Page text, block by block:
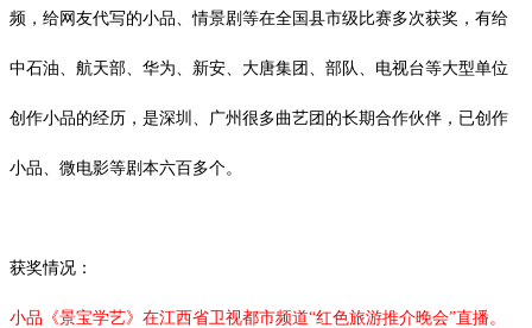
频，给网友代写的小品、情景剧等在全国县市级比赛多次获奖，有给
中石油、航天部、华为、新安、大唐集团、部队、电视台等大型单位
创作小品的经历，是深圳、广州很多曲艺团的长期合作伙伴，已创作
小品、微电影等剧本六百多个。
获奖情况：
小品《景宝学艺》在江西省卫视都市频道“红色旅游推介晚会”直播。